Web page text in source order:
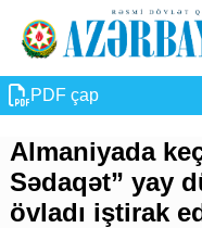
PDF çap
Almaniyada
Sədaqət” yay
övladı iştirak